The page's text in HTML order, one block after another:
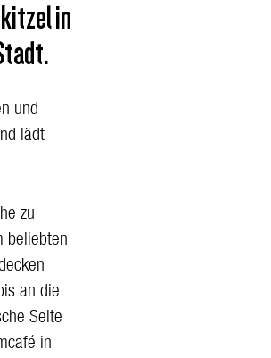
in
und
lädt
zu
beliebten
an die
Seite
in